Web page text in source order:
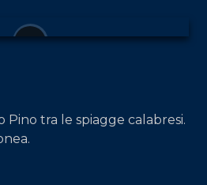
tra le spiagge calabresi.